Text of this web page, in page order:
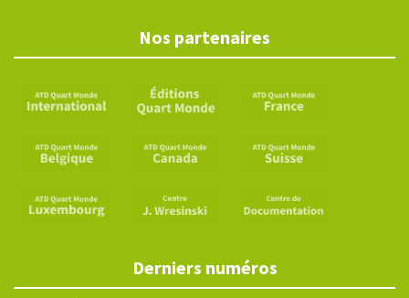
Nos partenaires
Derniers numéros